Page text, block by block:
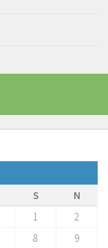
S
N
1
2
8
9